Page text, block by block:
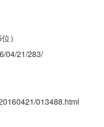
）
04/21/283/
013488.html